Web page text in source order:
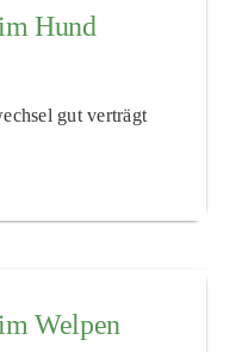
Hund
gut verträgt
Welpen